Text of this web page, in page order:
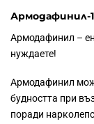
Армодафинил-
Армодафинил –
нуждаете!
Армодафинил
будността при
поради